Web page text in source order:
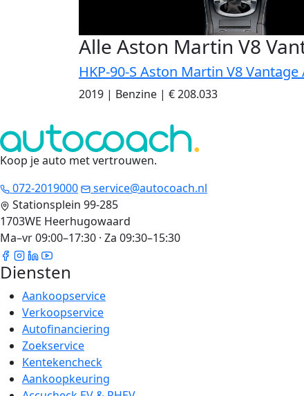
Alle Aston Martin V8
HKP-90-S Aston Martin V8
2019 | Benzine | € 208.033
Koop je auto met vertrouwen.
072-2019000
service@autocoach.nl
Stationsplein 99-285
1703WE Heerhugowaard
Ma–vr 09:00–17:30 · Za 09:30–15:30
Diensten
Aankoopservice
Verkoopservice
Autofinanciering
Zoekservice
Kentekencheck
Aankoopkeuring